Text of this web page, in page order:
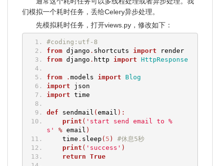
们模拟一个耗时任务，丢给Celery异步处理。
先模拟耗时任务，打开views.py，修改如下：
#coding:utf-8
from django . shortcuts import render
from django . http import HttpResponse
from . models import
Blog
import json
import time
def sendmail ( email ):
print ( 'start send email to %
s'
% email )
time . sleep ( 5 )
#休息5秒
print ( 'success' )
return True